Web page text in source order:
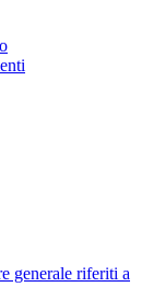
generale riferiti a